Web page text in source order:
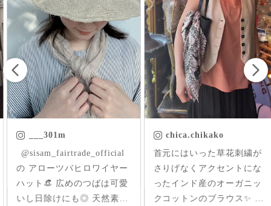
___301m
ㅤㅤㅤ @sisam_fairtrade_official
の アローツバヒロワイヤー
ハット👒 広めのつばは可愛
いし日除けにも◎ 天然素材
chica.chikako
首元にはいった草花刺繍が
さりげなくアクセントにな
ったインド産のオーガニッ
クコットンのブラウス✨ 軽